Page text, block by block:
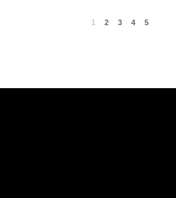
1 2 3 4 5